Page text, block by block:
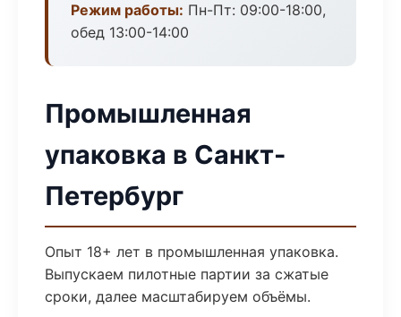
Режим работы: Пн-Пт: 09:00-18:00,
обед 13:00-14:00
Промышленная
упаковка в Санкт-
Петербург
Опыт 18+ лет в промышленная упаковка.
Выпускаем пилотные партии за сжатые
сроки, далее масштабируем объёмы.